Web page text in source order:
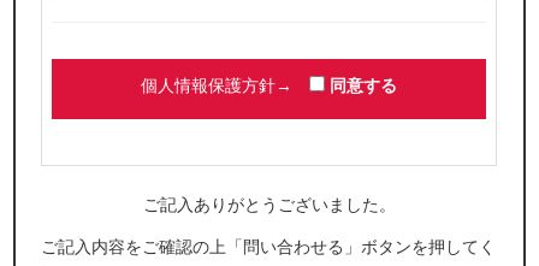
3.不正利用の禁止
のみ利用いたします。正当な理由のある場合を除き、事前の同意な
4.外部委託先の選定および監督
個人情報の取り扱いを第三者に委託する場合、当社の責任において
個人情報保護方針→ 同意する
ご記入ありがとうございました。
ご記入内容をご確認の上「問い合わせる」ボタンを押してく